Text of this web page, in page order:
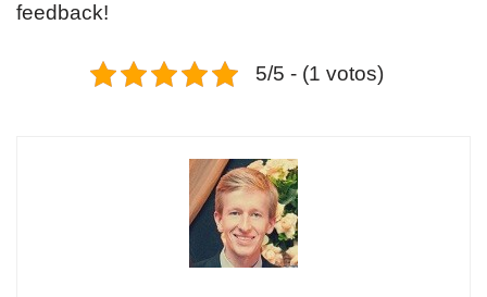
feedback!
5/5 - (1 votos)